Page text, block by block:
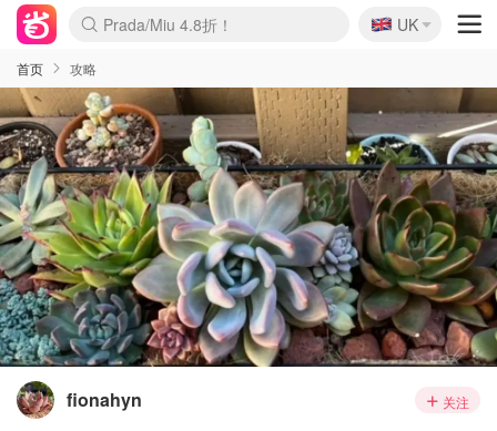
Prada/Miu 4.8折！
🇬🇧
UK
首页 攻略
fionahyn 关注